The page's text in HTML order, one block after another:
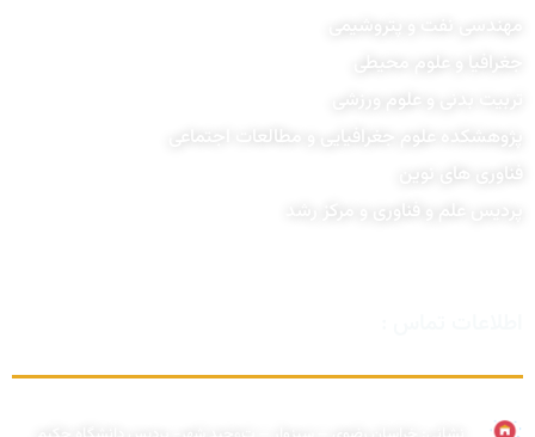
مهندسی نفت و پتروشیمی
جغرافیا و علوم محیطی
تربیت بدنی و علوم ورزشی
پژوهشکده علوم جغرافیایی و مطالعات اجتماعی
فناوری های نوین
پردیس علم و فناوری و مرکز رشد